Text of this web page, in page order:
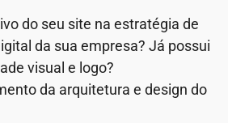
do seu site na estratégia de
da sua empresa? Já possui
visual e logo?
da arquitetura e design do